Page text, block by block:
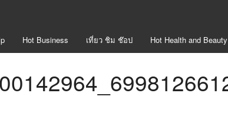
Hot Business เที่ยว ชิม ช๊อป Hot Health and Beauty